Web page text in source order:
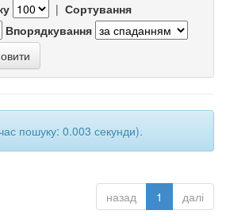
| Сортування
Впорядкування
пошуку: 0.003 секунди).
назад 1 далі